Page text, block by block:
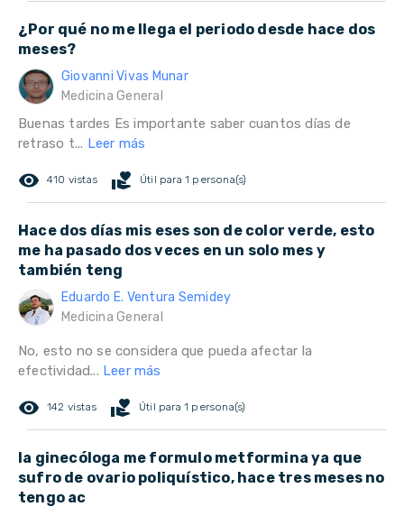
¿Por qué no me llega el periodo desde hace dos
meses?
Giovanni Vivas Munar
Medicina General
Buenas tardes Es importante saber cuantos días de
retraso t... Leer más
remove_red_eye 410 vistas volunteer_activism Útil para 1 persona(s)
Hace dos días mis eses son de color verde, esto
me ha pasado dos veces en un solo mes y
también teng
Eduardo E. Ventura Semidey
Medicina General
No, esto no se considera que pueda afectar la
efectividad... Leer más
remove_red_eye 142 vistas volunteer_activism Útil para 1 persona(s)
la ginecóloga me formulo metformina ya que
sufro de ovario poliquístico, hace tres meses no
tengo ac